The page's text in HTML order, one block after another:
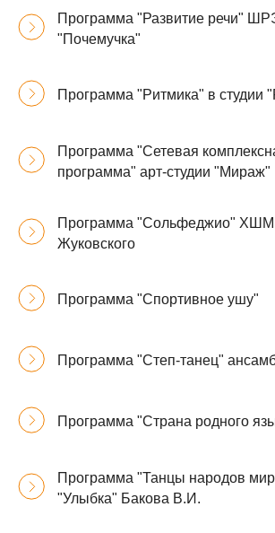
Программа "Развитие речи"
"Почемучка"
Программа "Ритмика" в студии
Программа "Сетевая
программа" арт-студии "Мираж"
Программа "Сольфеджио"
Жуковского
Программа "Спортивное ушу"
Программа "Степ-танец"
Программа "Страна родного
Программа "Танцы народов
"Улыбка" Бакова В.И.